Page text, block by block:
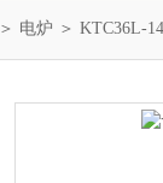
＞ 电炉 ＞ KTC36L-